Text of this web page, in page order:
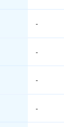
-
-
-
-